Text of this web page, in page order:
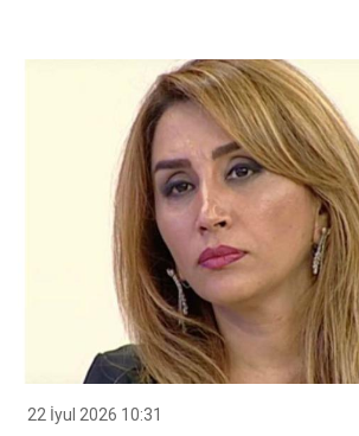
22 İyul 2026 10:31